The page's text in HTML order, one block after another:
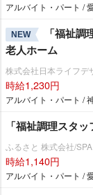
アルバイト・パート /
NEW
「福祉
老人ホーム
株式会社日本ライフデ
時給1,230円
アルバイト・パート /
「福祉調理スタ
ふるさと 株式会社/
時給1,140円
アルバイト・パート /